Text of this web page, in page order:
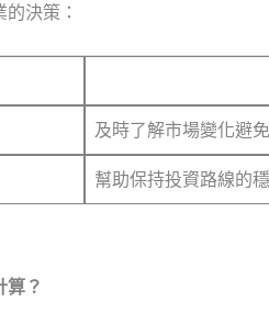
決策：
及時了解市場變化避
幫助保持投資路線的
算？